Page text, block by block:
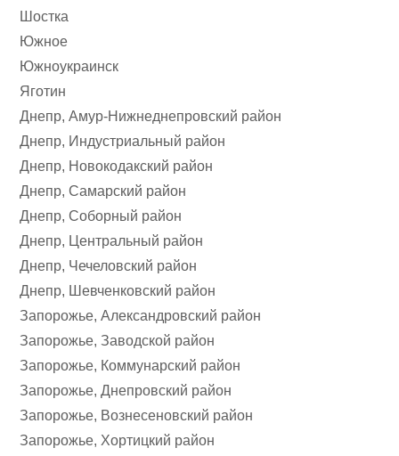
Шостка
Южное
Южноукраинск
Яготин
Днепр, Амур-Нижнеднепровский район
Днепр, Индустриальный район
Днепр, Новокодакский район
Днепр, Самарский район
Днепр, Соборный район
Днепр, Центральный район
Днепр, Чечеловский район
Днепр, Шевченковский район
Запорожье, Александровский район
Запорожье, Заводской район
Запорожье, Коммунарский район
Запорожье, Днепровский район
Запорожье, Вознесеновский район
Запорожье, Хортицкий район